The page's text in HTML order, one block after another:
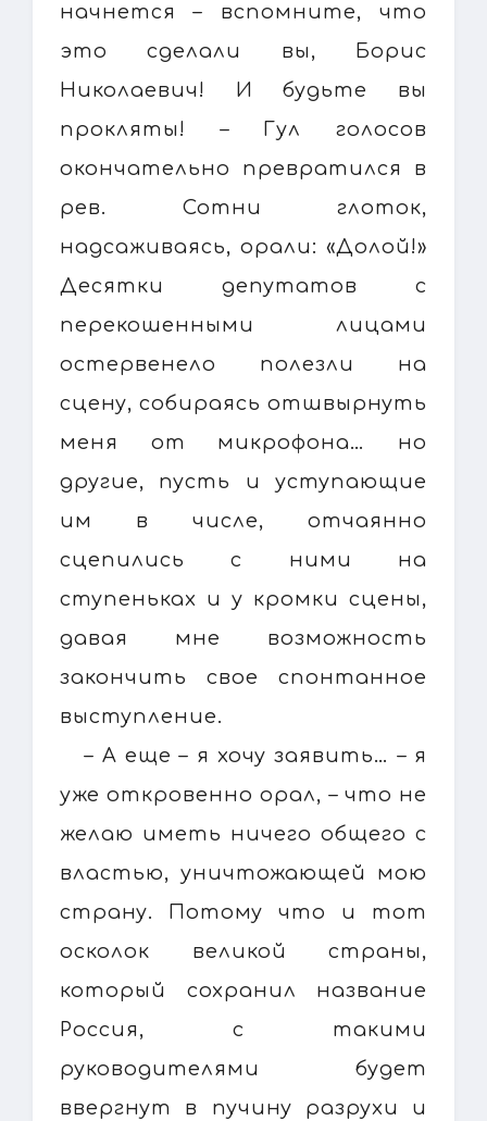
начнется – вспомните, что
это сделали вы, Борис
Николаевич! И будьте вы
прокляты! – Гул голосов
окончательно превратился в
рев. Сотни глоток,
надсаживаясь, орали: «Долой!»
Десятки депутатов с
перекошенными лицами
остервенело полезли на
сцену, собираясь отшвырнуть
меня от микрофона… но
другие, пусть и уступающие
им в числе, отчаянно
сцепились с ними на
ступеньках и у кромки сцены,
давая мне возможность
закончить свое спонтанное
выступление.
– А еще – я хочу заявить… – я
уже откровенно орал, – что не
желаю иметь ничего общего с
властью, уничтожающей мою
страну. Потому что и тот
осколок великой страны,
который сохранил название
Россия, с такими
руководителями будет
ввергнут в пучину разрухи и